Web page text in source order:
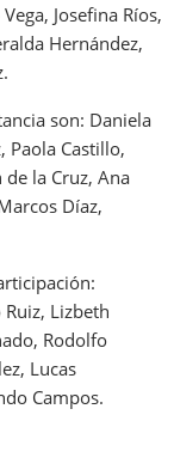
Josefina Ríos,
Hernández,
son: Daniela
Paola Castillo,
la Cruz, Ana
Díaz,
Lizbeth
Rodolfo
Lucas
Campos.